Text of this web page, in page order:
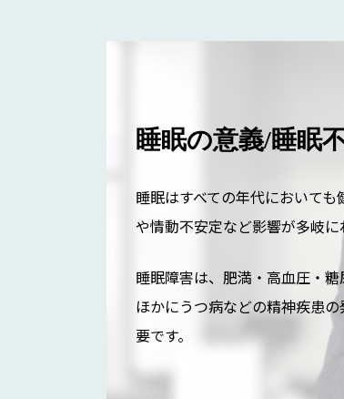
睡眠の意義/睡眠
睡眠はすべての年代において
や情動不安定など影響が多岐に
睡眠障害は、肥満・高血圧・糖
ほかにうつ病などの精神疾患
要です。